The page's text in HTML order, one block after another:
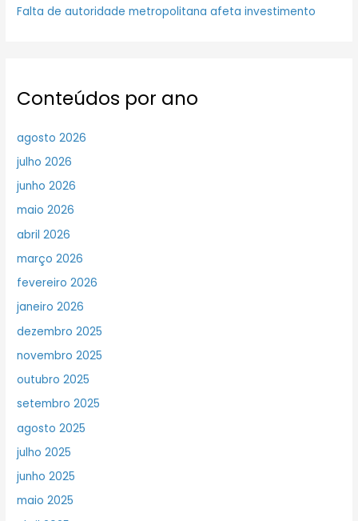
Falta de autoridade metropolitana afeta investimento
Conteúdos por ano
agosto 2026
julho 2026
junho 2026
maio 2026
abril 2026
março 2026
fevereiro 2026
janeiro 2026
dezembro 2025
novembro 2025
outubro 2025
setembro 2025
agosto 2025
julho 2025
junho 2025
maio 2025